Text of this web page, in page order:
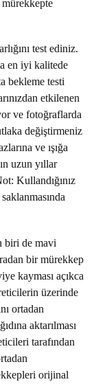
test ediniz.
en iyi kalitede
bekleme testi
etkilenen
ve fotoğraflarda
değiştirmeniz
ve ışığa
uzun yıllar
Kullandığınız
biri de mavi
bir mürekkep
kayması açıkca
üzerinde
ortadan
aktarılması
tarafından
orijinal